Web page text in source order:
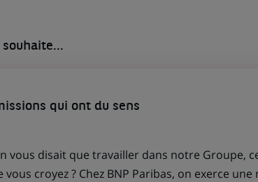
qui ont du sens
vous disait que travailler dans notre Groupe,
vous croyez ? Chez BNP Paribas, on exerce